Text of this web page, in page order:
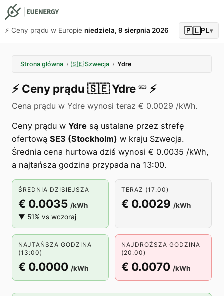
⚡️ Ceny prądu w Europie niedziela, 9 sierpnia 2026 🇵🇱PL▾
Strona główna › 🇸🇪 Szwecja › Ydre
⚡️ Ceny prądu 🇸🇪Ydre SE3 ⚡️
Cena prądu w Ydre wynosi teraz € 0.0029 /kWh.
Ceny prądu w Ydre są ustalane przez strefę
ofertową SE3 (Stockholm) w kraju Szwecja.
Średnia cena hurtowa dziś wynosi € 0.0035 /kWh,
a najtańsza godzina przypada na 13:00.
ŚREDNIA DZISIEJSZA
€ 0.0035 /kWh
▼ 51% vs wczoraj
TERAZ (17:00)
€ 0.0029 /kWh
NAJTAŃSZA GODZINA
(13:00)
€ 0.0000 /kWh
NAJDROŻSZA GODZINA
(20:00)
€ 0.0070 /kWh